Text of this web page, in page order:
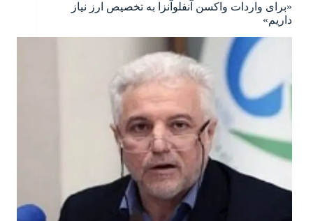
«برای واردات واکسن آنفلوآنزا به تخصیص ارز نیاز
داریم»